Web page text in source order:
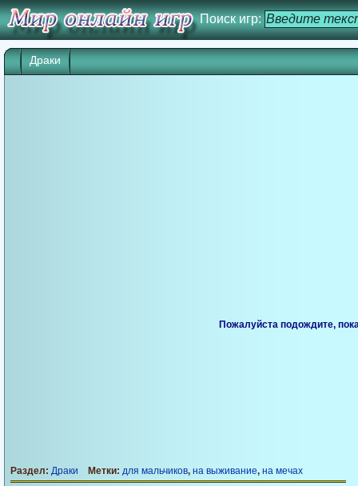
Поиск игр:
Драки
Пожалуйста подождите,
Раздел: Драки Метки: для мальчиков, на выживание, на мечах